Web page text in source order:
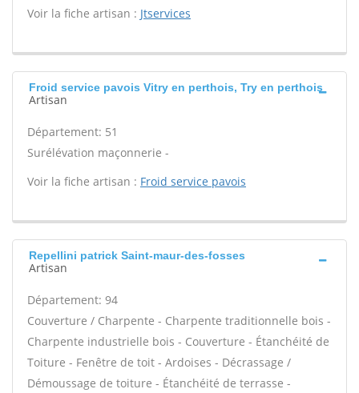
Voir la fiche artisan : Jtservices
Froid service pavois Vitry en perthois, Try en perthois
Artisan
Département: 51
Surélévation maçonnerie -
Voir la fiche artisan : Froid service pavois
Repellini patrick Saint-maur-des-fosses
Artisan
Département: 94
Couverture / Charpente - Charpente traditionnelle bois -
Charpente industrielle bois - Couverture - Étanchéité de
Toiture - Fenêtre de toit - Ardoises - Décrassage /
Démoussage de toiture - Étanchéité de terrasse -